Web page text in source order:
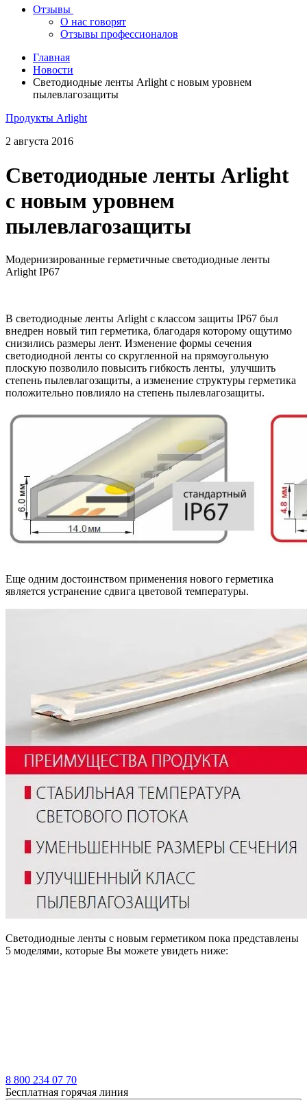
Отзывы
О нас говорят
Отзывы профессионалов
Главная
Новости
Светодиодные ленты Arlight с новым уровнем
пылевлагозащиты
Продукты Arlight
2 августа 2016
Светодиодные ленты Arlight
с новым уровнем
пылевлагозащиты
Модернизированные герметичные светодиодные ленты
Arlight IP67
В светодиодные ленты Arlight с классом защиты IP67 был
внедрен новый тип герметика, благодаря которому ощутимо
снизились размеры лент. Изменение формы сечения
светодиодной ленты со скругленной на прямоугольную
плоскую позволило повысить гибкость ленты, улучшить
степень пылевлагозащиты, а изменение структуры герметика
положительно повлияло на степень пылевлагозащиты.
Еще одним достоинством применения нового герметика
является устранение сдвига цветовой температуры.
Светодиодные ленты с новым герметиком пока представлены
5 моделями, которые Вы можете увидеть ниже:
8 800 234 07 70
Бесплатная горячая линия